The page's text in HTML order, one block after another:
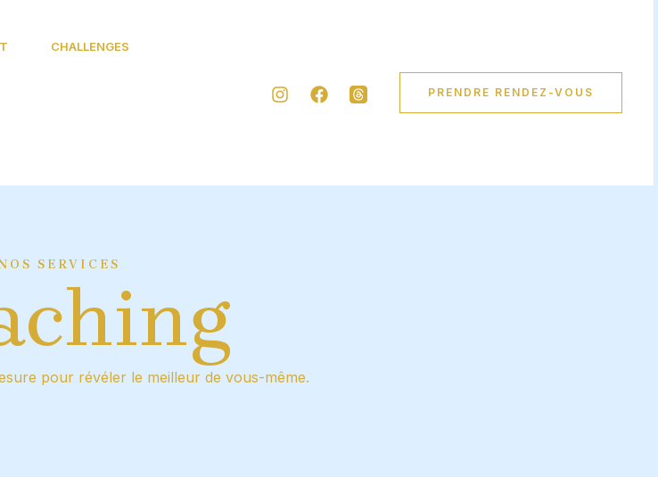
CHALLENGES
PRENDRE RENDEZ-VOUS
SERVICES
pour révéler le meilleur de vous-même.